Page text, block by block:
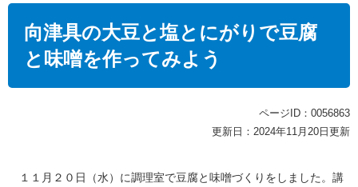
向津具の大豆と塩とにがりで豆腐
と味噌を作ってみよう
ページID：0056863
更新日：2024年11月20日更新
１１月２０日（水）に調理室で豆腐と味噌づくりをしました。講